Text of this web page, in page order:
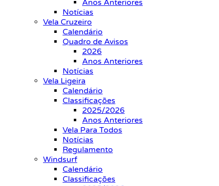
Anos Anteriores
Notícias
Vela Cruzeiro
Calendário
Quadro de Avisos
2026
Anos Anteriores
Notícias
Vela Ligeira
Calendário
Classificações
2025/2026
Anos Anteriores
Vela Para Todos
Notícias
Regulamento
Windsurf
Calendário
Classificações